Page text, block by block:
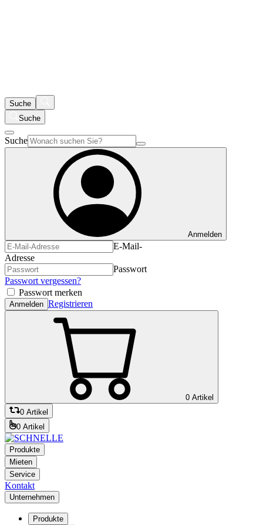
Suche
Suche
Suche
Anmelden
E-Mail-
Adresse
Passwort
Passwort vergessen?
Passwort merken
Anmelden Registrieren
0 Artikel
0 Artikel
0 Artikel
Produkte
Mieten
Service
Kontakt
Unternehmen
Produkte